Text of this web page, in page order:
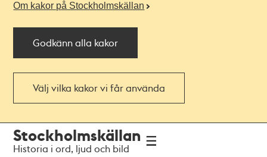
Om kakor på Stockholmskällan
Godkänn alla kakor
Välj vilka kakor vi får använda
navigationen
huvudinnehållet
Stockholmskällan
Historia i ord, ljud och bild